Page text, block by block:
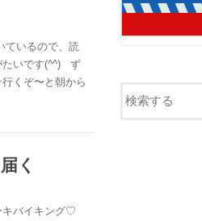
ているので、読
たいです(^^) ず
くぞ〜と朝から
く
キバイキング♡